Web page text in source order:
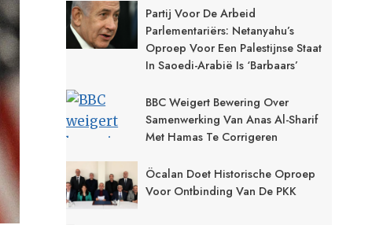
Partij Voor De Arbeid
Parlementariërs: Netanyahu’s
Oproep Voor Een Palestijnse Staat
In Saoedi-Arabië Is ‘Barbaars’
BBC Weigert Bewering Over
Samenwerking Van Anas Al-Sharif
Met Hamas Te Corrigeren
Öcalan Doet Historische Oproep
Voor Ontbinding Van De PKK